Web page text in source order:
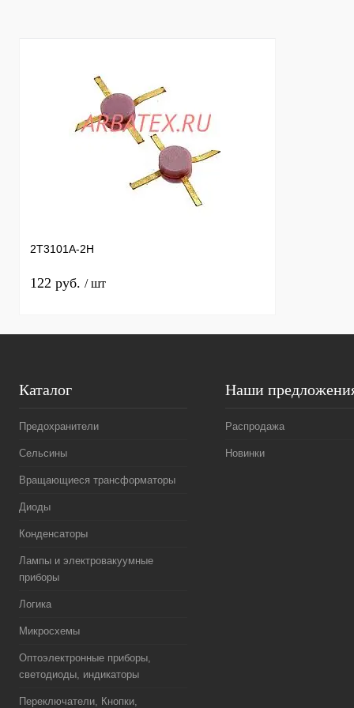
2Т3101А-2Н
122 руб. / шт
Каталог
Предохранители
Сельсины
Вращающиеся трансформаторы
Диоды
Конденсаторы
Лампы и электровакуумные
приборы
Логика
Микросхемы
Оптоэлектронные приборы,
светодиоды, индикаторы
Переключатели, Кнопки,
Наши
Распродажа
Новинки